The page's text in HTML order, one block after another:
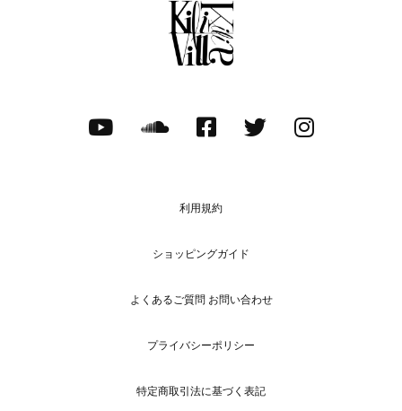
利用規約
ショッピングガイド
よくあるご質問 お問い合わせ
プライバシーポリシー
特定商取引法に基づく表記